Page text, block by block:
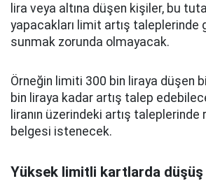
lira veya altına düşen kişiler, bu
yapacakları limit artış taleplerinde
sunmak zorunda olmayacak.
Örneğin limiti 300 bin liraya düşen
bin liraya kadar artış talep
liranın üzerindeki artış
belgesi istenecek.
Yüksek limitli kartlarda